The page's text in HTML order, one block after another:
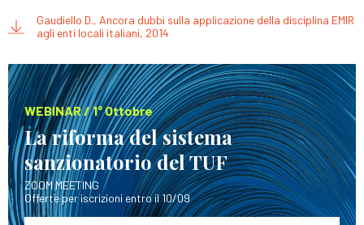
Gaudiello D., Ancora dubbi sulla applicazione della disciplina EMIR
agli enti locali italiani, 2014
WEBINAR / 1° Ottobre
La riforma del sistema
sanzionatorio del TUF
ZOOM MEETING
Offerte per iscrizioni entro il 10/09